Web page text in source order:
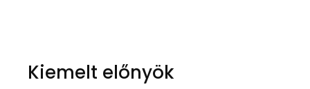
Kiemelt előnyök